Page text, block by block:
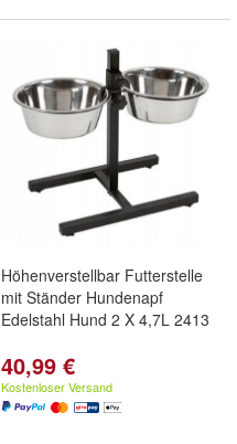
Höhenverstellbar Futterstelle
mit Ständer Hundenapf
Edelstahl Hund 2 X 4,7L 2413
40,99 €
Kostenloser Versand